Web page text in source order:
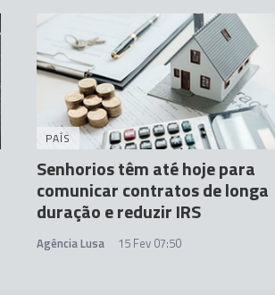
PAÍS
Senhorios têm até hoje para
comunicar contratos de longa
duração e reduzir IRS
Agência Lusa 15 Fev 07:50